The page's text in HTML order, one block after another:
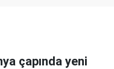
çapında yeni